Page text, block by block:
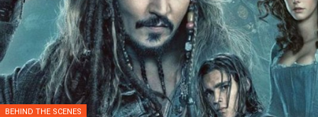
BEHIND THE SCENES